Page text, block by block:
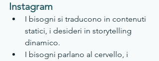
Instagram
I bisogni si traducono in contenuti
statici, i desideri in storytelling
dinamico.
I bisogni parlano al cervello, i